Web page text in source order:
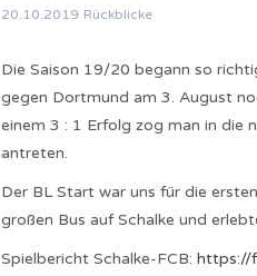
20.10.2019 Rückblicke
Die Saison 19/20 begann so
gegen Dortmund am 3. August
einem 3 : 1 Erfolg zog man in die
antreten.
Der BL Start war uns für die
großen Bus auf Schalke und
Spielbericht Schalke-FCB: https://